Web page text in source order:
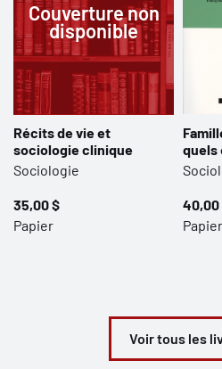
Couverture non
disponible
Récits de vie et
sociologie clinique
Sociologie
35,00 $
Papier
quels
40,00
Papier
Voir tous les